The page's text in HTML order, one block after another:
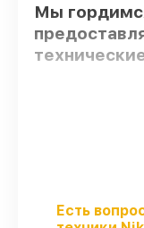
Мы
Только
Есть